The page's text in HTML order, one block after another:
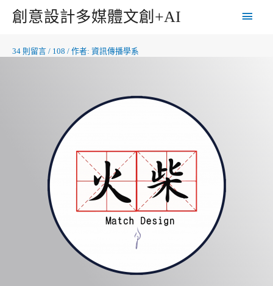
創意設計多媒體文創+AI
34 則留言 / 108 / 作者: 資訊傳播學系